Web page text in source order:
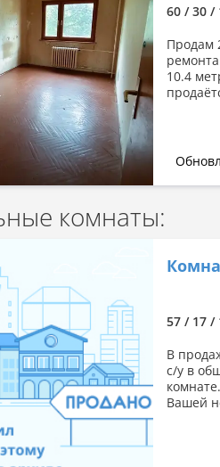
большая →
малая →
→ малая
→ большая
60 / 30 /
Продам
10.4
комнаты:
57 / 17 /
В
с/у в
Вашей